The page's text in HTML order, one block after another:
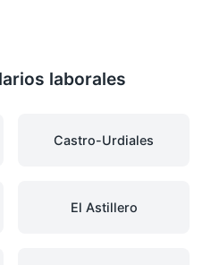
laborales
Castro-Urdiales
El Astillero